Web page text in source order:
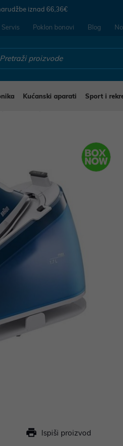
iznad 66,36€
Servis Poklon bonovi Blog
Kućanski aparati Sport i
Ispiši proizvod